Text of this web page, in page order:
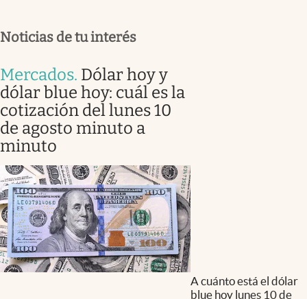
Noticias de tu interés
Mercados. Dólar hoy y
dólar blue hoy: cuál es la
cotización del lunes 10
de agosto minuto a
minuto
A cuánto está el dólar
blue hoy lunes 10 de